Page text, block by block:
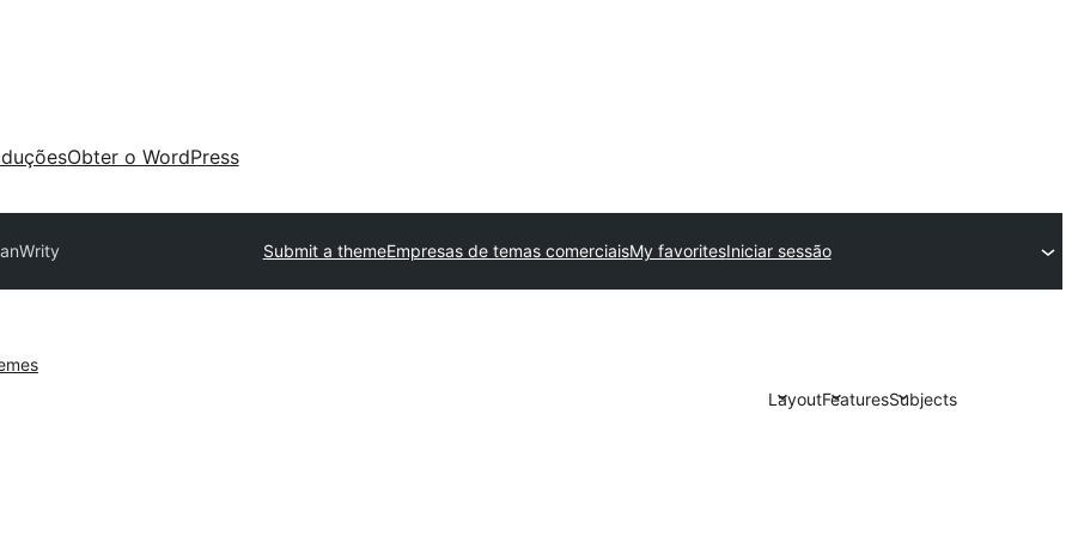
Obter o WordPress
Writy Submit a themeEmpresas de temas comerciaisMy favoritesIniciar sessão
LayoutFeaturesSubjects